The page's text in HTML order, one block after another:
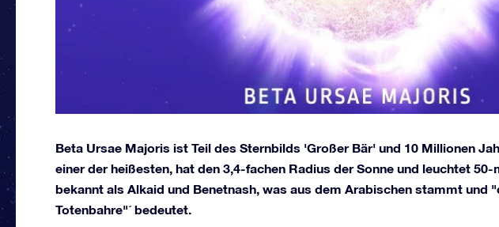
Beta Ursae Majoris ist Teil des Sternbilds 'Großer Bär' und 10 Millionen
einer der heißesten, hat den 3,4-fachen Radius der Sonne und leuchtet
bekannt als Alkaid und Benetnash, was aus dem Arabischen stammt und
Totenbahre"´ bedeutet.